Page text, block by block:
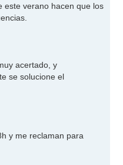
este verano hacen que los
acertado, y
se solucione el
y me reclaman para